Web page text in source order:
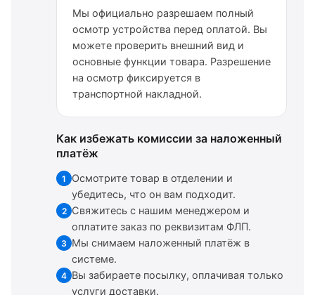
Мы официально разрешаем полный
осмотр устройства перед оплатой. Вы
можете проверить внешний вид и
основные функции товара. Разрешение
на осмотр фиксируется в
транспортной накладной.
Как избежать комиссии за наложенный
платёж
1
Осмотрите товар в отделении и
убедитесь, что он вам подходит.
2 Свяжитесь с нашим менеджером и
оплатите заказ по реквизитам ФЛП.
3 Мы снимаем наложенный платёж в
системе.
4 Вы забираете посылку, оплачивая только
услуги доставки.